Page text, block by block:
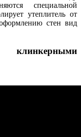
специальной
утеплитель от
стен вид